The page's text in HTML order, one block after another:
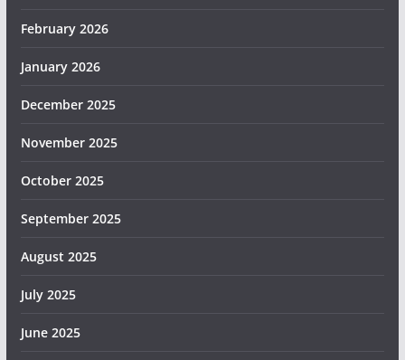
February 2026
January 2026
December 2025
November 2025
October 2025
September 2025
August 2025
July 2025
June 2025